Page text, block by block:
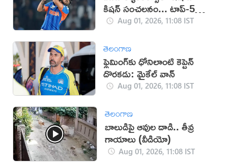
కిషన్ సంచలనం... టాప్-5లో
చోటుAug 01, 2026, 11:08 IST
తెలంగాణ
ఫ్లెమింగ్‌కు ధోనిలాంటి కెప్టెన్
దొరకడు: మైకేల్ వాన్
Aug 01, 2026, 11:08 IST
తెలంగాణ
బాలుడిపై ఆవుల దాడి.. తీవ్ర
గాయాలు (వీడియో)
Aug 01, 2026, 11:08 IST